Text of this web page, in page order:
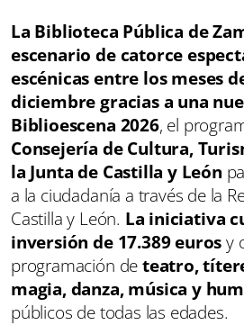
La Biblioteca Pública de
escenario de catorce
escénicas entre los meses
diciembre gracias a una
Biblioescena 2026, el
Consejería de Cultura,
la Junta de Castilla y León
a la ciudadanía a través de la
Castilla y León. La iniciativa
inversión de 17.389 eurosy
programación deteatro,
magia, danza, música y
públicos de todas las edades.